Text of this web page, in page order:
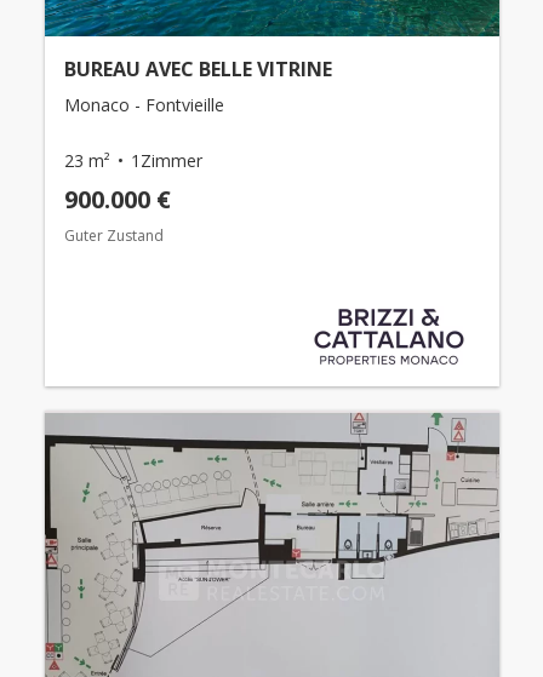
BUREAU AVEC BELLE VITRINE
Monaco - Fontvieille
23 m² 1Zimmer
900.000 €
Guter Zustand